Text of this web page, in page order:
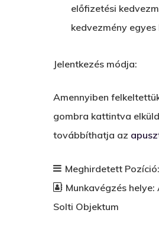
előfizetési
kedvezmény
Jelentkezés módja:
Amennyiben
gombra kattintva
továbbíthatja az
Meghirdetett Pozíció:
Munkavégzés helye:
Solti Objektum